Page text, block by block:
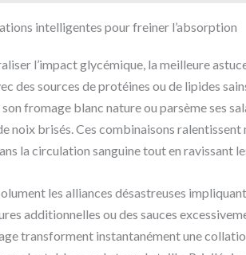
intelligentes pour freiner l’absorption
l’impact glycémique, la meilleure
des sources de protéines ou de lipides
fromage blanc nature ou parsème ses
noix brisés. Ces combinaisons ralentissent
la circulation sanguine tout en ravissant
les alliances désastreuses
additionnelles ou des sauces
transforment instantanément une